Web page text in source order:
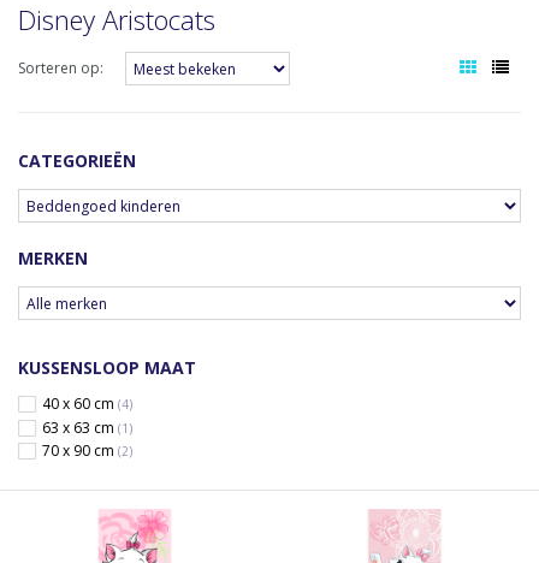
Disney Aristocats
Sorteren op:
CATEGORIEËN
MERKEN
KUSSENSLOOP MAAT
40 x 60 cm (4)
63 x 63 cm (1)
70 x 90 cm (2)